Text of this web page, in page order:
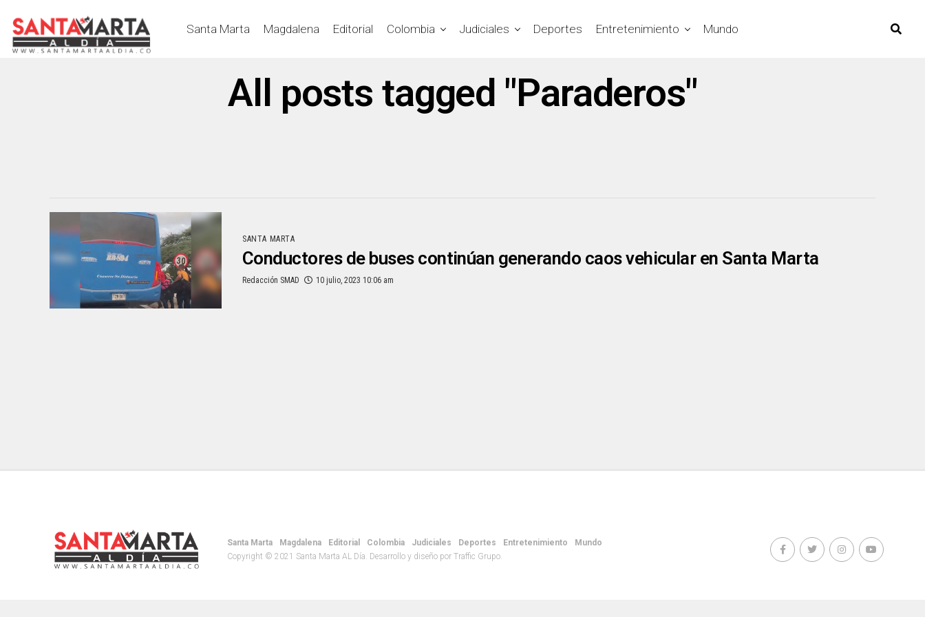
Santa Marta Magdalena Editorial Colombia Judiciales Deportes Entretenimiento Mundo
All posts tagged "Paraderos"
SANTA MARTA
Conductores de buses continúan generando caos vehicular en Santa Marta
Redacción SMAD 10 julio, 2023 10:06 am
Santa Marta Magdalena Editorial Colombia Judiciales Deportes Entretenimiento
Mundo
Copyright © 2021 Santa Marta AL Día. Desarrollo y diseño por Traffic Grupo.